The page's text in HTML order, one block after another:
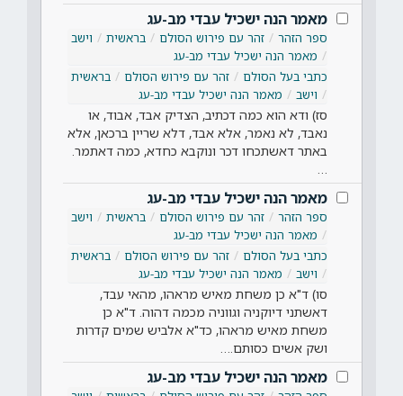
מאמר הנה ישכיל עבדי מב-עג
ספר הזהר זהר עם פירוש הסולם בראשית
וישב
מאמר הנה ישכיל עבדי מב-עג
כתבי בעל הסולם
זהר עם פירוש הסולם
בראשית
וישב
מאמר הנה ישכיל עבדי מב-עג
סז) ודא הוא כמה דכתיב, הצדיק אבד, אבוד, או
נאבד, לא נאמר, אלא אבד, דלא שריין ברכאן, אלא
באתר דאשתכחו דכר ונוקבא כחדא, כמה דאתמר.
מאמר הנה ישכיל עבדי מב-עג
ספר הזהר זהר עם פירוש הסולם בראשית
וישב
מאמר הנה ישכיל עבדי מב-עג
כתבי בעל הסולם
זהר עם פירוש הסולם
בראשית
וישב
מאמר הנה ישכיל עבדי מב-עג
סו) ד"א כן משחת מאיש מראהו, מהאי עבד,
דאשתני דיוקניה וגווניה מכמה דהוה. ד"א כן
משחת מאיש מראהו, כד"א אלביש שמים קדרות
ושק אשים כסותם.…
מאמר הנה ישכיל עבדי מב-עג